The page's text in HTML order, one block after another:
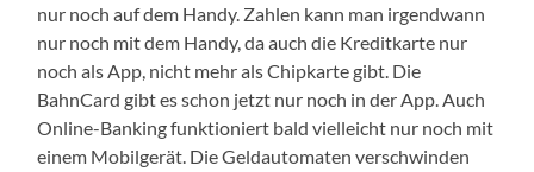
nur noch auf dem Handy. Zahlen kann man irgendwann
nur noch mit dem Handy, da auch die Kreditkarte nur
noch als App, nicht mehr als Chipkarte gibt. Die
BahnCard gibt es schon jetzt nur noch in der App. Auch
Online-Banking funktioniert bald vielleicht nur noch mit
einem Mobilgerät. Die Geldautomaten verschwinden